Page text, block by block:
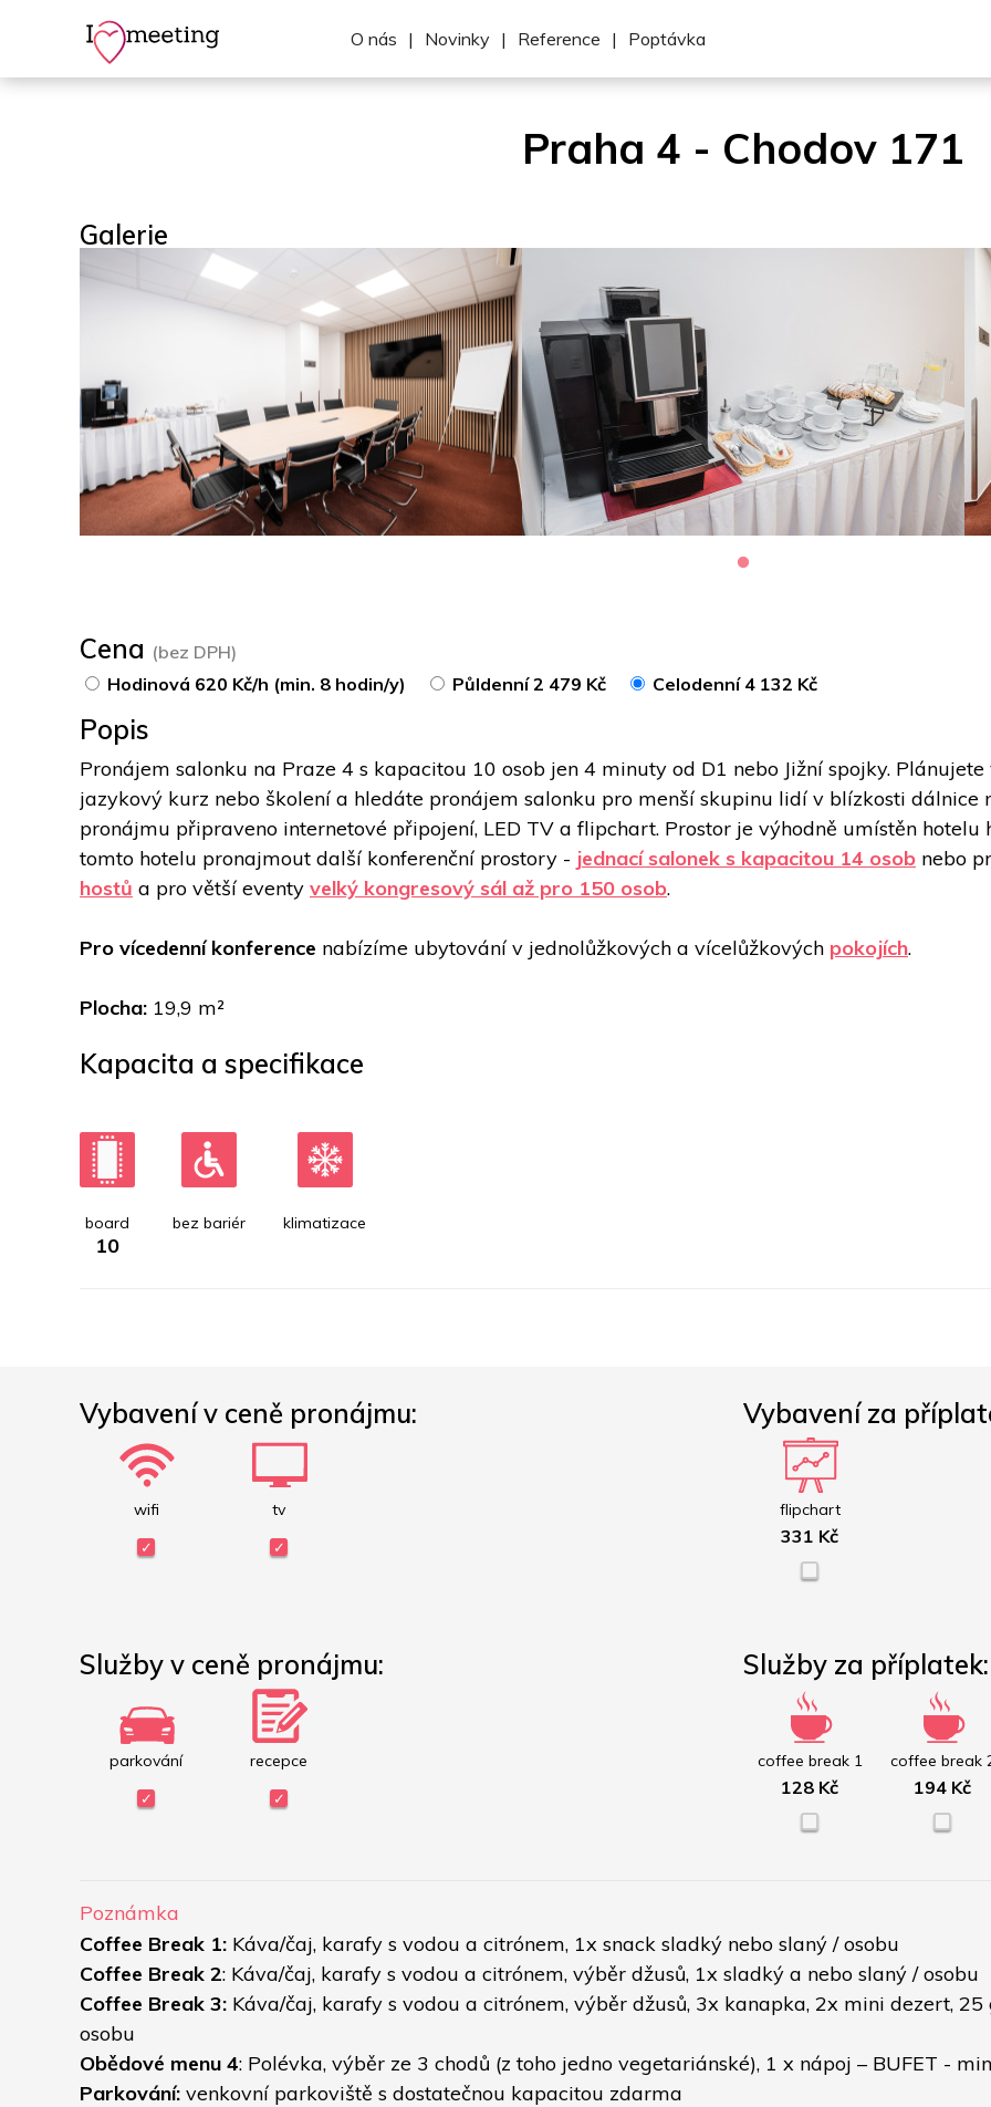
O nás | Novinky | Reference | Poptávka
Praha 4 - Chodov 171
Galerie
Cena (bez DPH)
Hodinová 620 Kč/h (min. 8 hodin/y)
Půldenní 2 479 Kč Celodenní 4 132 Kč
Popis
Pronájem salonku na Praze 4 s kapacitou 10 osob jen 4 minuty od D1 nebo Jižní spojky.
jazykový kurz nebo školení a hledáte pronájem salonku pro menší skupinu lidí v blízkosti dálnice
pronájmu připraveno internetové připojení, LED TV a flipchart. Prostor je výhodně umístěn
tomto hotelu pronajmout další konferenční prostory - jednací salonek s kapacitou 14 osob nebo
hostů a pro větší eventy velký kongresový sál až pro 150 osob.
Pro vícedenní konference nabízíme ubytování v jednolůžkových a vícelůžkových pokojích.
Plocha: 19,9 m²
Kapacita a specifikace
board
10
bez bariér klimatizace
Vybavení v ceně pronájmu:
wifi tv
Vybavení za
flipchart
331 Kč
Služby v ceně pronájmu:
parkování recepce
Služby za příplatek:
coffee break 1
128 Kč
coffee break
194 Kč
Poznámka
Coffee Break 1: Káva/čaj, karafy s vodou a citrónem, 1x snack sladký nebo slaný / osobu
Coffee Break 2: Káva/čaj, karafy s vodou a citrónem, výběr džusů, 1x sladký a nebo slaný / osobu
Coffee Break 3: Káva/čaj, karafy s vodou a citrónem, výběr džusů, 3x kanapka, 2x mini dezert,
osobu
Obědové menu 4: Polévka, výběr ze 3 chodů (z toho jedno vegetariánské), 1 x nápoj – BUFET -
Parkování: venkovní parkoviště s dostatečnou kapacitou zdarma